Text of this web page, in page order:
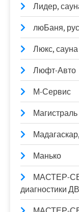
Лидер,
люБаня,
Люкс, сауна
Люфт-Авто
М-Сервис
Магистраль
Манько
МАСТЕР-
диагностики